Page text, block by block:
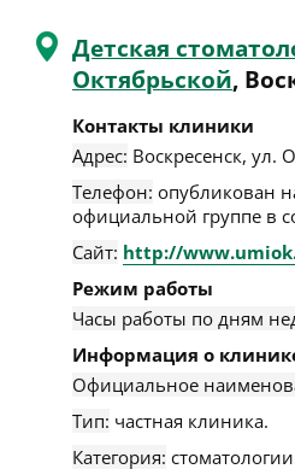
Детская
Октябрьской,
Контакты клиники
Адрес: Воскресенск, ул.
Телефон: опубликован
официальной группе в
Сайт: http://
Режим работы
Часы работы по дням
Информация о
Официальное
Тип: частная клиника.
Категория: